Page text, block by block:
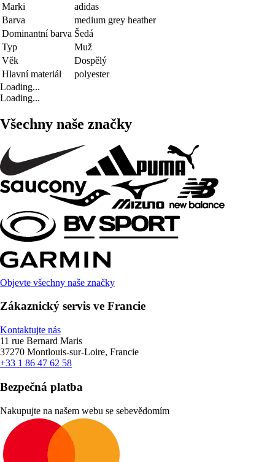
Marki
adidas
Barva
medium grey heather
Dominantní barva Šedá
Typ
Muž
Věk
Dospělý
Hlavní materiál
polyester
Loading...
Loading...
Všechny naše značky
Objevte všechny naše značky
Zákaznický servis ve Francie
Kontaktujte nás
11 rue Bernard Maris
37270 Montlouis-sur-Loire, Francie
+33 1 86 47 62 58
Bezpečná platba
Nakupujte na našem webu se sebevědomím